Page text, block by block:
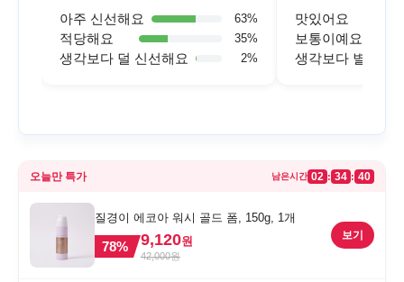
아주 신선해요 63%
적당해요 35%
생각보다 덜 신선해요 2%
맛있어요
보통이예요
생각보다 별로예
오늘만 특가 남은시간 02 : 34 : 40
질경이 에코아 워시 골드 폼, 150g, 1개
78% 9,120원
42,000원
보기